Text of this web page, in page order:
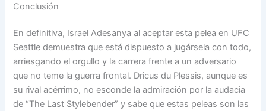
Conclusión
En definitiva, Israel Adesanya al aceptar esta pelea en UFC
Seattle demuestra que está dispuesto a jugársela con todo,
arriesgando el orgullo y la carrera frente a un adversario
que no teme la guerra frontal. Dricus du Plessis, aunque es
su rival acérrimo, no esconde la admiración por la audacia
de “The Last Stylebender” y sabe que estas peleas son las